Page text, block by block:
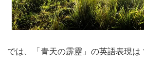
では、「青天の霹靂」の英語表現は